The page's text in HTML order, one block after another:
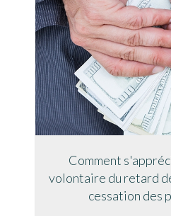
Comment
volontaire du retard
cessation des